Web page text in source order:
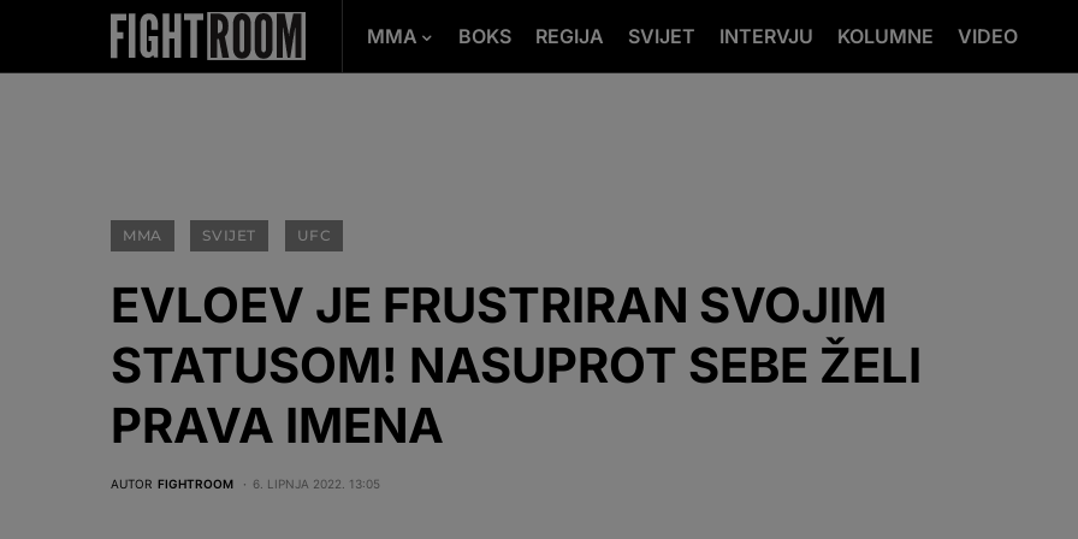
MMA BOKS REGIJA SVIJET INTERVJU KOLUMNE VIDEO
MMA SVIJET UFC
EVLOEV JE FRUSTRIRAN SVOJIM
STATUSOM! NASUPROT SEBE ŽELI
PRAVA IMENA
AUTOR FIGHTROOM 6. LIPNJA 2022. 13:05